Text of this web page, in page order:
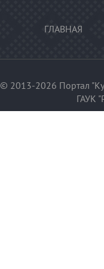
ГЛАВНАЯ
© 2013-2026 Портал
ГАУК